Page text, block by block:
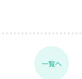
一覧へ